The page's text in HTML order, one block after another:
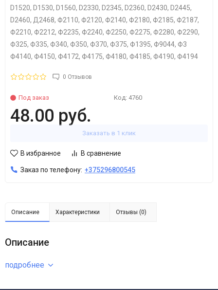
D1520, D1530, D1560, D2330, D2345, D2360, D2430, D2445,
D2460, Д2468, Ф2110, Ф2120, Ф2140, Ф2180, Ф2185, Ф2187,
Ф2210, Ф2212, Ф2235, Ф2240, Ф2250, Ф2275, Ф2280, Ф2290,
Ф325, Ф335, Ф340, Ф350, Ф370, Ф375, Ф1395, Ф9044, Ф3
Ф4140, Ф4150, Ф4172, Ф4175, Ф4180, Ф4185, Ф4190, Ф4194
0 Отзывов
Под заказ Код: 4760
48.00 руб.
Заказать в 1 клик
В избранное В сравнение
Заказ по телефону: +375296800545
Описание Характеристики Отзывы (0)
Описание
подробнее